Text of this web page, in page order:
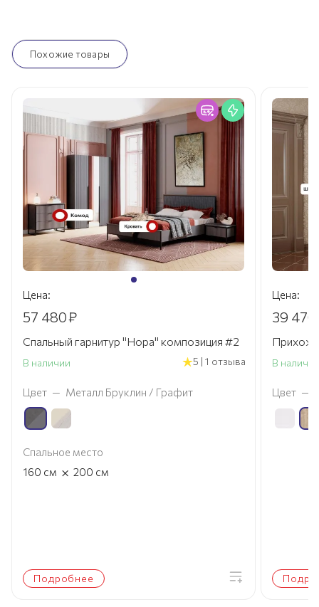
Похожие товары
Цена:
57 480₽
Спальный гарнитур "Нора" композиция #2
В наличии 5 | 1 отзыва
Цвет — Металл Бруклин / Графит
Спальное место
160 см × 200 см
Подробнее
Цена:
39 470
В наличии
Цвет —